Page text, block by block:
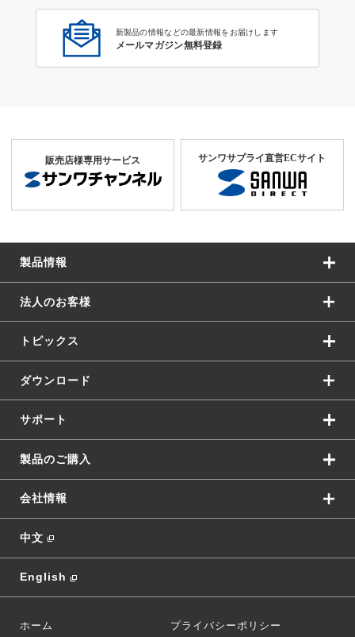
新製品の情報などの最新情報をお届けします
メールマガジン無料登録
販売店様専用サービス サンワサプライ直営ECサイト
製品情報
法人のお客様
トピックス
ダウンロード
サポート
製品のご購入
会社情報
中文
English
ホーム プライバシーポリシー